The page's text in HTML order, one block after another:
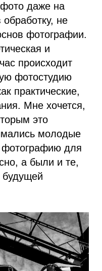
даже на
не
фотографии.
и
происходит
фотостудию
практические,
Мне хочется,
это
молодые
для
а были и те,
будущей